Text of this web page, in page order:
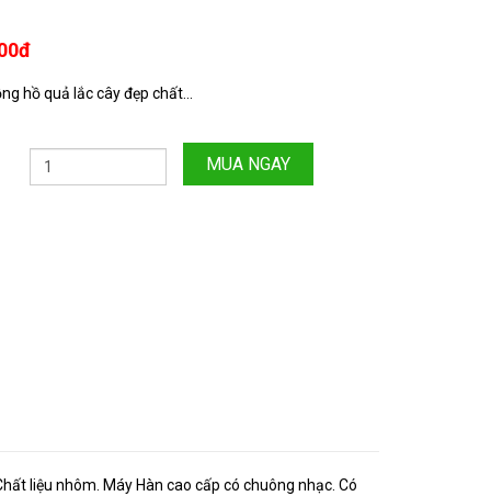
hồ quả lắc cây đẹp chất...
MUA NGAY
liệu nhôm. Máy Hàn cao cấp có chuông nhạc. Có